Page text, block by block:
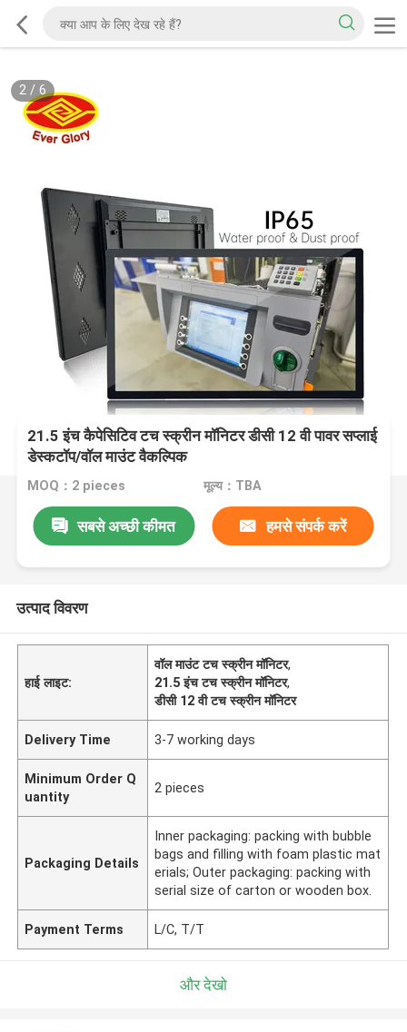
2/ 6
21.5 इंच कैपेसिटिव टच स्क्रीन मॉनिटर डीसी 12 वी पावर सप्लाई
डेस्कटॉप/वॉल माउंट वैकल्पिक
MOQ：2 pieces मूल्य：TBA
सबसे अच्छी कीमत हमसे संपर्क करें
उत्पाद विवरण
हाई लाइट:
वॉल माउंट टच स्क्रीन मॉनिटर,
21.5 इंच टच स्क्रीन मॉनिटर,
डीसी 12 वी टच स्क्रीन मॉनिटर
Delivery Time 3-7 working days
Minimum Order Q
uantity
2 pieces
Packaging Details
Inner packaging: packing with bubble
bags and filling with foam plastic mat
erials; Outer packaging: packing with
serial size of carton or wooden box.
Payment Terms L/C, T/T
और देखो